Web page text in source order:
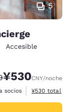
5
Accesible
tachado:
Precio con
¥530CNY/noche
socios
Ver detalles
¥530 total